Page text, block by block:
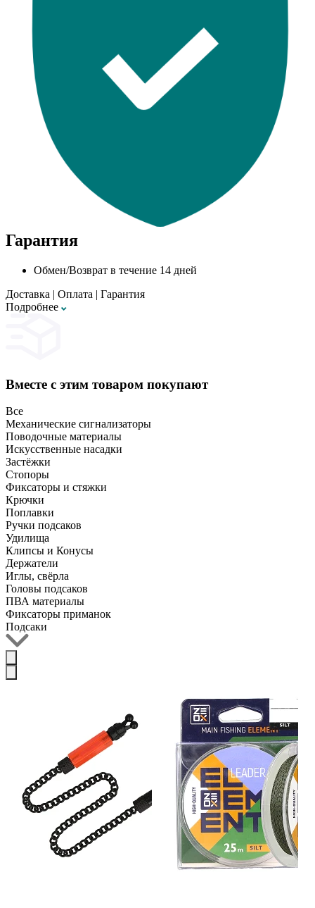
Гарантия
Обмен/Возврат в течение 14 дней
Доставка | Оплата | Гарантия
Подробнее
Вместе с этим товаром покупают
Все
Механические сигнализаторы
Поводочные материалы
Искусственные насадки
Застёжки
Стопоры
Фиксаторы и стяжки
Крючки
Поплавки
Ручки подсаков
Удилища
Клипсы и Конусы
Держатели
Иглы, свёрла
Головы подсаков
ПВА материалы
Фиксаторы приманок
Подсаки